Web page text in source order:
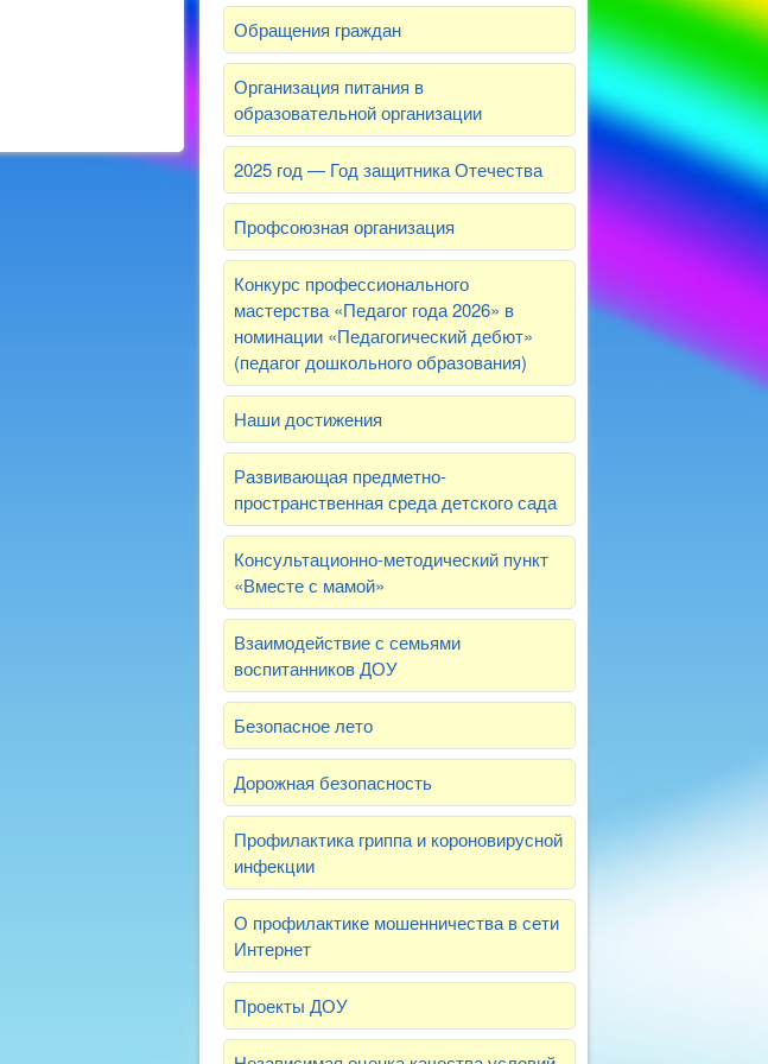
Обращения граждан
Организация питания в
образовательной организации
2025 год — Год защитника Отечества
Профсоюзная организация
Конкурс профессионального
мастерства «Педагог года 2026» в
номинации «Педагогический дебют»
(педагог дошкольного образования)
Наши достижения
Развивающая предметно-
пространственная среда детского сада
Консультационно-методический пункт
«Вместе с мамой»
Взаимодействие с семьями
воспитанников ДОУ
Безопасное лето
Дорожная безопасность
Профилактика гриппа и короновирусной
инфекции
О профилактике мошенничества в сети
Интернет
Проекты ДОУ